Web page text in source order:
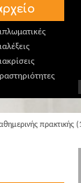
πρακτικής